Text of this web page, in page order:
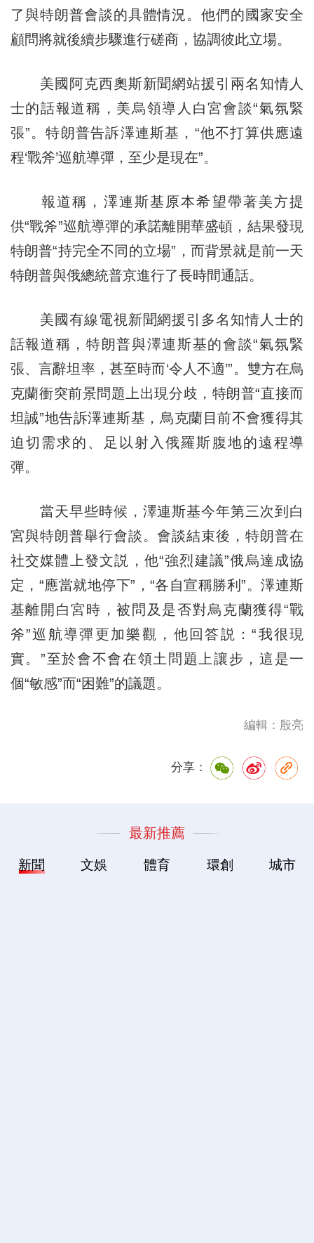
了與特朗普會談的具體情況。他們的國家安全
顧問將就後續步驟進行磋商，協調彼此立場。
美國阿克西奧斯新聞網站援引兩名知情人
士的話報道稱，美烏領導人白宮會談“氣氛緊
張”。特朗普告訴澤連斯基，“他不打算供應遠
程‘戰斧’巡航導彈，至少是現在”。
報道稱，澤連斯基原本希望帶著美方提
供“戰斧”巡航導彈的承諾離開華盛頓，結果發現
特朗普“持完全不同的立場”，而背景就是前一天
特朗普與俄總統普京進行了長時間通話。
美國有線電視新聞網援引多名知情人士的
話報道稱，特朗普與澤連斯基的會談“氣氛緊
張、言辭坦率，甚至時而‘令人不適’”。雙方在烏
克蘭衝突前景問題上出現分歧，特朗普“直接而
坦誠”地告訴澤連斯基，烏克蘭目前不會獲得其
迫切需求的、足以射入俄羅斯腹地的遠程導
彈。
當天早些時候，澤連斯基今年第三次到白
宮與特朗普舉行會談。會談結束後，特朗普在
社交媒體上發文説，他“強烈建議”俄烏達成協
定，“應當就地停下”，“各自宣稱勝利”。澤連斯
基離開白宮時，被問及是否對烏克蘭獲得“戰
斧”巡航導彈更加樂觀，他回答説：“我很現
實。”至於會不會在領土問題上讓步，這是一
個“敏感”而“困難”的議題。
編輯：殷亮
分享：
最新推薦
新聞 文娛 體育 環創 城市